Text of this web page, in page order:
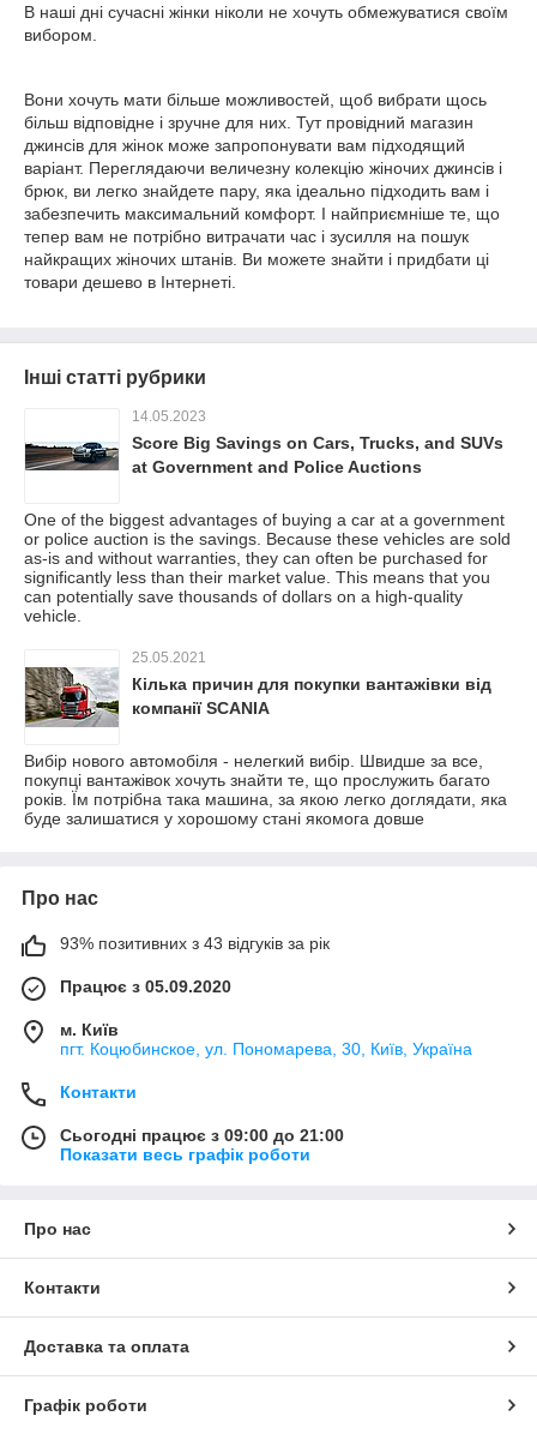
В наші дні сучасні жінки ніколи не хочуть обмежуватися своїм
вибором.
Вони хочуть мати більше можливостей, щоб вибрати щось
більш відповідне і зручне для них. Тут провідний магазин
джинсів для жінок може запропонувати вам підходящий
варіант. Переглядаючи величезну колекцію жіночих джинсів і
брюк, ви легко знайдете пару, яка ідеально підходить вам і
забезпечить максимальний комфорт. І найприємніше те, що
тепер вам не потрібно витрачати час і зусилля на пошук
найкращих жіночих штанів. Ви можете знайти і придбати ці
товари дешево в Інтернеті.
Інші статті рубрики
14.05.2023
Score Big Savings on Cars, Trucks, and SUVs
at Government and Police Auctions
One of the biggest advantages of buying a car at a government
or police auction is the savings. Because these vehicles are sold
as-is and without warranties, they can often be purchased for
significantly less than their market value. This means that you
can potentially save thousands of dollars on a high-quality
vehicle.
25.05.2021
Кілька причин для покупки вантажівки від
компанії SCANIA
Вибір нового автомобіля - нелегкий вибір. Швидше за все,
покупці вантажівок хочуть знайти те, що прослужить багато
років. Їм потрібна така машина, за якою легко доглядати, яка
буде залишатися у хорошому стані якомога довше
Про нас
93% позитивних з 43 відгуків за рік
Працює з 05.09.2020
м. Київ
пгт. Коцюбинское, ул. Пономарева, 30, Київ, Україна
Контакти
Сьогодні працює з 09:00 до 21:00
Показати весь графік роботи
Про нас
Контакти
Доставка та оплата
Графік роботи